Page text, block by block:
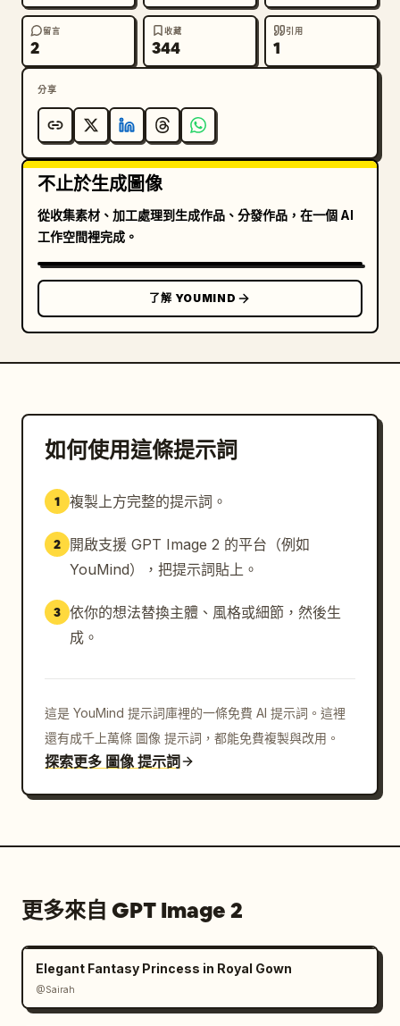
留言
2
收藏
344
引用
1
分享
不止於生成圖像
從收集素材、加工處理到生成作品、分發作品，在一個 AI
工作空間裡完成。
了解 YOUMIND
如何使用這條提示詞
1 複製上方完整的提示詞。
2
開啟支援 GPT Image 2 的平台（例如
YouMind），把提示詞貼上。
3 依你的想法替換主體、風格或細節，然後生
成。
這是 YouMind 提示詞庫裡的一條免費 AI 提示詞。這裡
還有成千上萬條 圖像 提示詞，都能免費複製與改用。
探索更多 圖像 提示詞
更多來自 GPT Image 2
Elegant Fantasy Princess in Royal Gown
@Sairah